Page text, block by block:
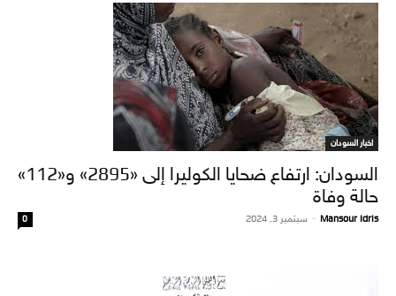
اخبار السودان
السودان: ارتفاع ضحايا الكوليرا إلى «2895» و«112»
حالة وفاة
Mansour Idris
- سبتمبر 3, 2024 0